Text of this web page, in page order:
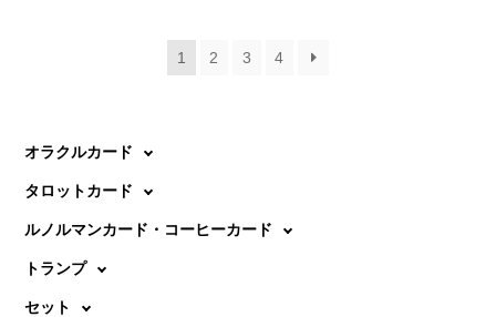
1 2 3 4
オラクルカード
タロットカード
ルノルマンカード・コーヒーカード
トランプ
セット